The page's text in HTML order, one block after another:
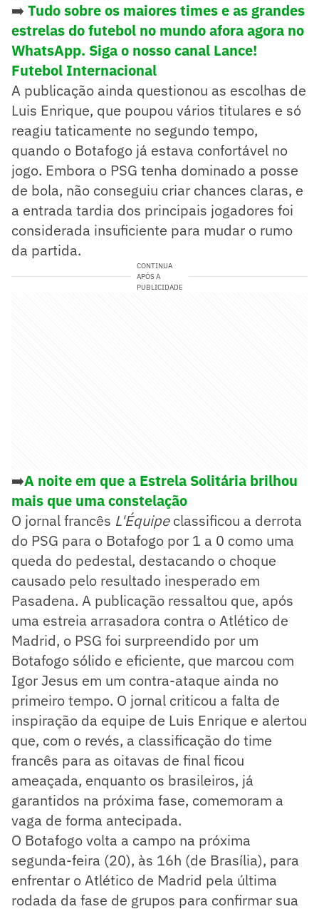
➡️ Tudo sobre os maiores times e as grandes
estrelas do futebol no mundo afora agora no
WhatsApp. Siga o nosso canal Lance!
Futebol Internacional
A publicação ainda questionou as escolhas de
Luis Enrique, que poupou vários titulares e só
reagiu taticamente no segundo tempo,
quando o Botafogo já estava confortável no
jogo. Embora o PSG tenha dominado a posse
de bola, não conseguiu criar chances claras, e
a entrada tardia dos principais jogadores foi
considerada insuficiente para mudar o rumo
da partida.
CONTINUA
APÓS A
PUBLICIDADE
➡️A noite em que a Estrela Solitária brilhou
mais que uma constelação
O jornal francês L'Équipeclassificou a derrota
do PSG para o Botafogo por 1 a 0 como uma
queda do pedestal, destacando o choque
causado pelo resultado inesperado em
Pasadena. A publicação ressaltou que, após
uma estreia arrasadora contra o Atlético de
Madrid, o PSG foi surpreendido por um
Botafogo sólido e eficiente, que marcou com
Igor Jesus em um contra-ataque ainda no
primeiro tempo. O jornal criticou a falta de
inspiração da equipe de Luis Enrique e alertou
que, com o revés, a classificação do time
francês para as oitavas de final ficou
ameaçada, enquanto os brasileiros, já
garantidos na próxima fase, comemoram a
vaga de forma antecipada.
O Botafogo volta a campo na próxima
segunda-feira (20), às 16h (de Brasília), para
enfrentar o Atlético de Madrid pela última
rodada da fase de grupos para confirmar sua